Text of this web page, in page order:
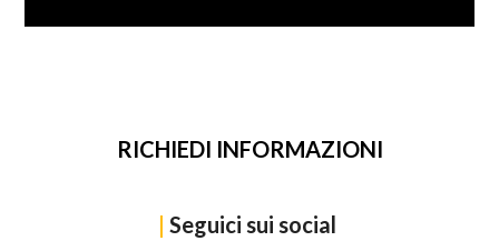
RICHIEDI INFORMAZIONI
| Seguici sui social